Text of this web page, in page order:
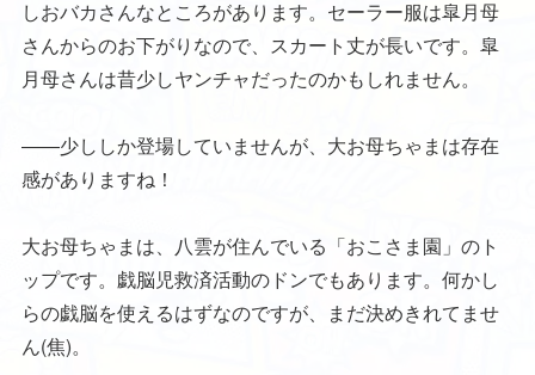
しおバカさんなところがあります。セーラー服は皐月母
さんからのお下がりなので、スカート丈が長いです。皐
月母さんは昔少しヤンチャだったのかもしれません。
――少ししか登場していませんが、大お母ちゃまは存在
感がありますね！
大お母ちゃまは、八雲が住んでいる「おこさま園」のト
ップです。戯脳児救済活動のドンでもあります。何かし
らの戯脳を使えるはずなのですが、まだ決めきれてませ
ん(焦)。